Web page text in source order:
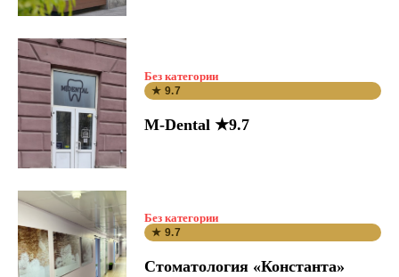
Без категории
★ 9.7
M-Dental ★9.7
Без категории
★ 9.7
Стоматология «Константа»